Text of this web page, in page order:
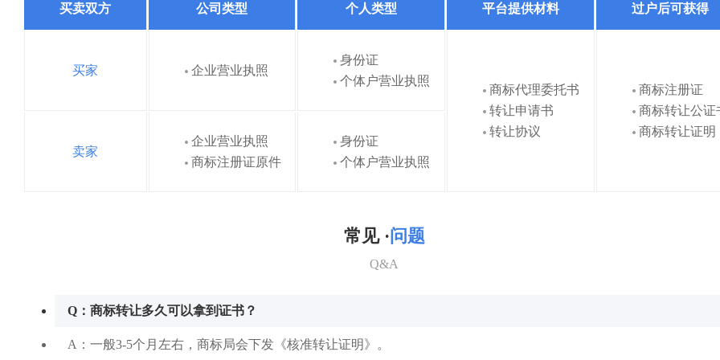
买卖双方 公司类型 个人类型 平台提供材料 过户后可获得
买家 企业营业执照
身份证
个体户营业执照
商标代理委托书
转让申请书
转让协议
商标注册证
商标转让公证
商标转让证明
卖家
企业营业执照
商标注册证原件
身份证
个体户营业执照
常见 ·问题
Q&A
Q：商标转让多久可以拿到证书？
A：一般3-5个月左右，商标局会下发《核准转让证明》。